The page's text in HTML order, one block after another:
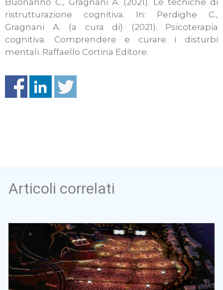
ristrutturazione cognitiva. In: Perdighe C.,
Gragnani A. (a cura di) (2021). Psicoterapia
cognitiva. Comprendere e curare i disturbi
mentali. Raffaello Cortina Editore.
Articoli correlati